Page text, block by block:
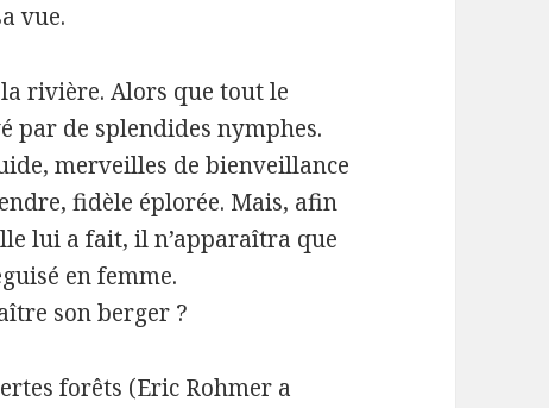
vue.
rivière. Alors que tout le
par de splendides nymphes.
merveilles de bienveillance
fidèle éplorée. Mais, afin
lui a fait, il n’apparaîtra que
en femme.
son berger ?
forêts (Eric Rohmer a